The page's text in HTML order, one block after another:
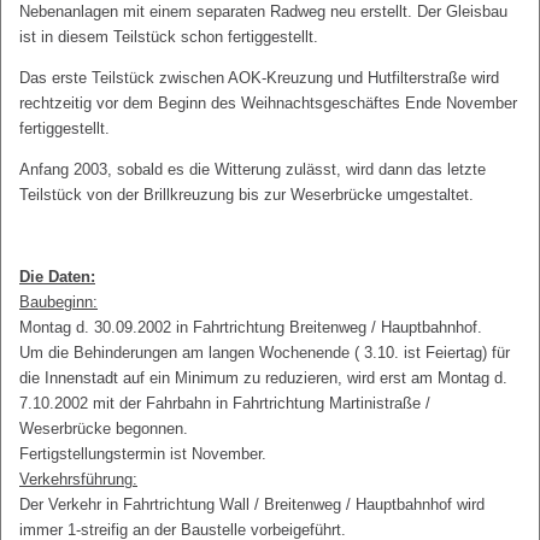
Nebenanlagen mit einem separaten Radweg neu erstellt. Der Gleisbau
ist in diesem Teilstück schon fertiggestellt.
Das erste Teilstück zwischen AOK-Kreuzung und Hutfilterstraße wird
rechtzeitig vor dem Beginn des Weihnachtsgeschäftes Ende November
fertiggestellt.
Anfang 2003, sobald es die Witterung zulässt, wird dann das letzte
Teilstück von der Brillkreuzung bis zur Weserbrücke umgestaltet.
Die Daten:
Baubeginn:
Montag d. 30.09.2002 in Fahrtrichtung Breitenweg / Hauptbahnhof.
Um die Behinderungen am langen Wochenende ( 3.10. ist Feiertag) für
die Innenstadt auf ein Minimum zu reduzieren, wird erst am Montag d.
7.10.2002 mit der Fahrbahn in Fahrtrichtung Martinistraße /
Weserbrücke begonnen.
Fertigstellungstermin ist November.
Verkehrsführung:
Der Verkehr in Fahrtrichtung Wall / Breitenweg / Hauptbahnhof wird
immer 1-streifig an der Baustelle vorbeigeführt.